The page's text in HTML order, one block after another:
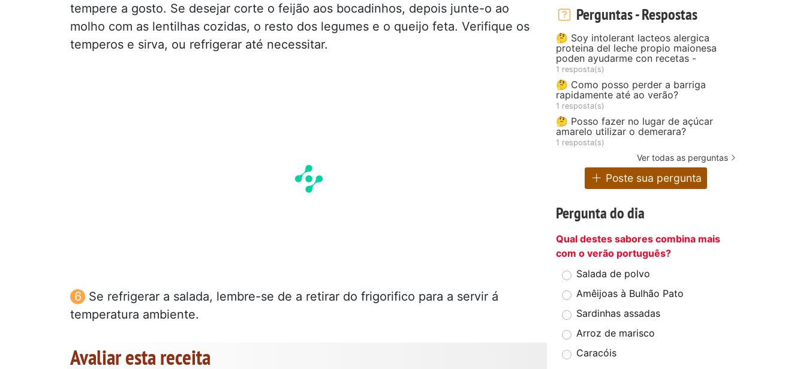
tempere a gosto. Se desejar corte o feijão aos bocadinhos, depois junte-o ao
molho com as lentilhas cozidas, o resto dos legumes e o queijo feta. Verifique os
temperos e sirva, ou refrigerar até necessitar.
Se refrigerar a salada, lembre-se de a retirar do frigorifico para a servir á
temperatura ambiente.
Avaliar esta receita
Perguntas - Respostas
🤔 Soy intolerant lacteos alergica
proteina del leche propio maionesa
poden ayudarme con recetas -
1 resposta(s)
🤔 Como posso perder a barriga
rapidamente até ao verão?
1 resposta(s)
🤔 Posso fazer no lugar de açúcar
amarelo utilizar o demerara?
1 resposta(s)
Ver todas as perguntas
Poste sua pergunta
Pergunta do dia
Qual destes sabores combina mais
com o verão português?
Salada de polvo
Amêijoas à Bulhão Pato
Sardinhas assadas
Arroz de marisco
Caracóis